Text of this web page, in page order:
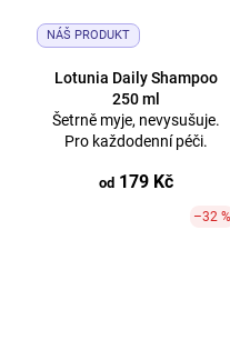
NÁŠ PRODUKT
Lotunia Daily Shampoo
250 ml
Šetrně myje, nevysušuje.
Pro každodenní péči.
od179 Kč
–32 %